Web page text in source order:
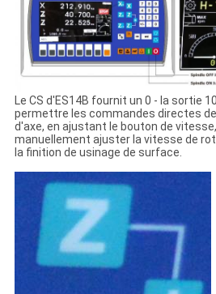
Le CS d'ES14B fournit un 0 - la sortie
permettre les commandes directes
d'axe, en ajustant le bouton de
manuellement ajuster la vitesse de
la finition de usinage de surface.